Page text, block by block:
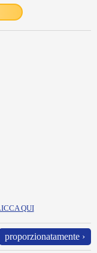
QUI
proporzionatamente ›